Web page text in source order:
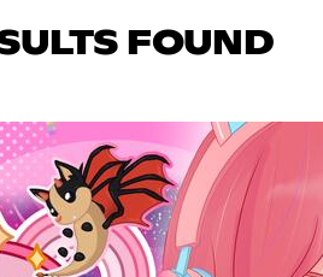
FOUND